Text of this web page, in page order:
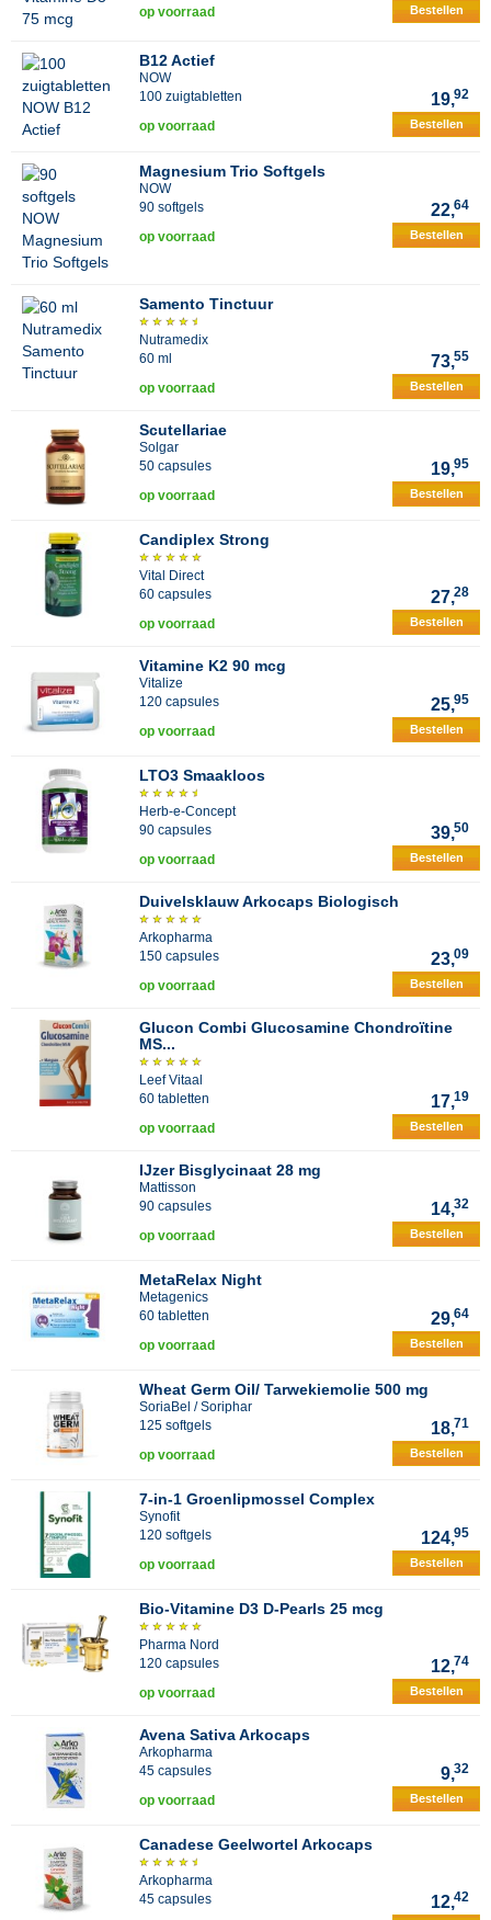
op voorraad Bestellen
B12 Actief
NOW
100 zuigtabletten
19,92
op voorraad Bestellen
Magnesium Trio Softgels
NOW
90 softgels
22,64
op voorraad Bestellen
Samento Tinctuur
Nutramedix
60 ml
73,55
op voorraad Bestellen
Scutellariae
Solgar
50 capsules
19,95
op voorraad Bestellen
Candiplex Strong
Vital Direct
60 capsules
27,28
op voorraad Bestellen
Vitamine K2 90 mcg
Vitalize
120 capsules
25,95
op voorraad Bestellen
LTO3 Smaakloos
Herb-e-Concept
90 capsules
39,50
op voorraad Bestellen
Duivelsklauw Arkocaps Biologisch
Arkopharma
150 capsules
23,09
op voorraad Bestellen
Glucon Combi Glucosamine Chondroïtine
MS...
Leef Vitaal
60 tabletten
17,19
op voorraad Bestellen
IJzer Bisglycinaat 28 mg
Mattisson
90 capsules
14,32
op voorraad Bestellen
MetaRelax Night
Metagenics
60 tabletten
29,64
op voorraad Bestellen
Wheat Germ Oil/ Tarwekiemolie 500 mg
SoriaBel / Soriphar
125 softgels
18,71
op voorraad Bestellen
7-in-1 Groenlipmossel Complex
Synofit
120 softgels
124,95
op voorraad Bestellen
Bio-Vitamine D3 D-Pearls 25 mcg
Pharma Nord
120 capsules
12,74
op voorraad Bestellen
Avena Sativa Arkocaps
Arkopharma
45 capsules
9,32
op voorraad Bestellen
Canadese Geelwortel Arkocaps
Arkopharma
45 capsules
12,42